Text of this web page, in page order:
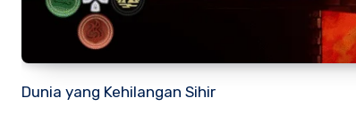
Dunia yang Kehilangan Sihir